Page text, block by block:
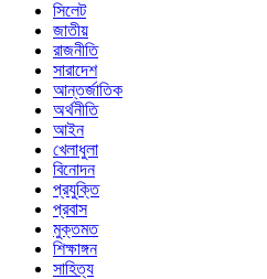
সিলেট
জাতীয়
রাজনীতি
সারাদেশ
আন্তর্জাতিক
অর্থনীতি
আইন
খেলাধুলা
বিনোদন
প্রযুক্তি
প্রবাস
মুক্তমত
শিক্ষাঙ্গন
সাহিত্য